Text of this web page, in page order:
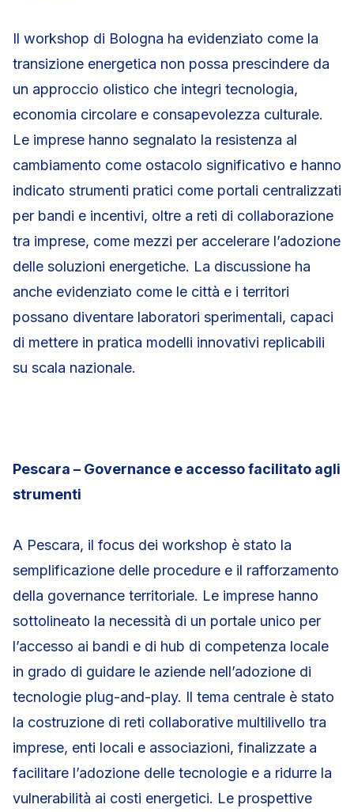
Il workshop di Bologna ha evidenziato come la
transizione energetica non possa prescindere da
un approccio olistico che integri tecnologia,
economia circolare e consapevolezza culturale.
Le imprese hanno segnalato la resistenza al
cambiamento come ostacolo significativo e hanno
indicato strumenti pratici come portali centralizzati
per bandi e incentivi, oltre a reti di collaborazione
tra imprese, come mezzi per accelerare l’adozione
delle soluzioni energetiche. La discussione ha
anche evidenziato come le città e i territori
possano diventare laboratori sperimentali, capaci
di mettere in pratica modelli innovativi replicabili
su scala nazionale.
Pescara – Governance e accesso facilitato agli
strumenti
A Pescara, il focus dei workshop è stato la
semplificazione delle procedure e il rafforzamento
della governance territoriale. Le imprese hanno
sottolineato la necessità di un portale unico per
l’accesso ai bandi e di hub di competenza locale
in grado di guidare le aziende nell’adozione di
tecnologie plug-and-play. Il tema centrale è stato
la costruzione di reti collaborative multilivello tra
imprese, enti locali e associazioni, finalizzate a
facilitare l’adozione delle tecnologie e a ridurre la
vulnerabilità ai costi energetici. Le prospettive